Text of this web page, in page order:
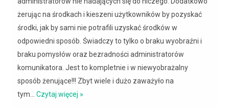
żerując na środkach i kieszeni użytkowników by pozyskać
środki, jak by sami nie potrafili uzyskać środków w
odpowiedni sposób. Świadczy to tylko o braku wyobraźni i
braku pomysłów oraz bezradności administratorów
komunikatora. Jest to kompletnie i w niewyobrażalny
sposób żenujące!!! Zbyt wiele i dużo zaważyło na
tym
Czytaj więcej »